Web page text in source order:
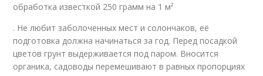
обработка известкой 250 грамм на 1 м²
. Не любит заболоченных мест и солончаков, её
подготовка должна начинаться за год. Перед посадкой
цветов грунт выдерживается под паром. Вносится
органика, садоводы перемешивают в равных пропорциях